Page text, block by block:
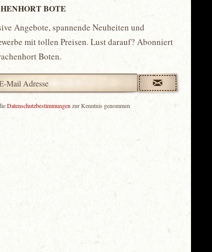
BOTE
Angebote, spannende Neuheiten und
mit tollen Preisen. Lust darauf? Abonniert
Boten.
Datenschutzbestimmungen zur Kenntnis genommen